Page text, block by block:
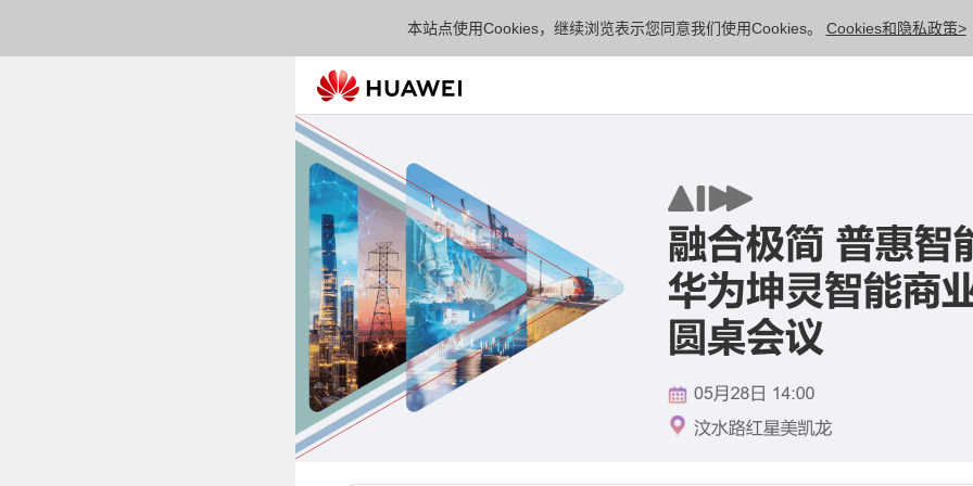
本站点使用Cookies，继续浏览表示您同意我们使用Cookies。 Cookies和隐私政策>